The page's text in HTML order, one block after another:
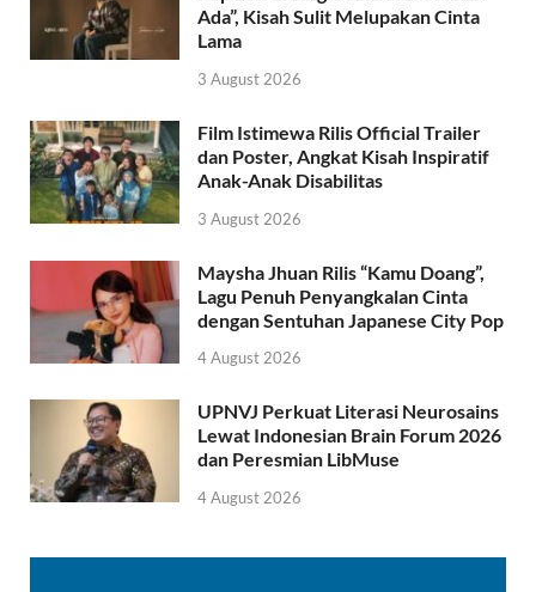
Ada”, Kisah Sulit Melupakan Cinta
Lama
3 August 2026
Film Istimewa Rilis Official Trailer
dan Poster, Angkat Kisah Inspiratif
Anak-Anak Disabilitas
3 August 2026
Maysha Jhuan Rilis “Kamu Doang”,
Lagu Penuh Penyangkalan Cinta
dengan Sentuhan Japanese City Pop
4 August 2026
UPNVJ Perkuat Literasi Neurosains
Lewat Indonesian Brain Forum 2026
dan Peresmian LibMuse
4 August 2026